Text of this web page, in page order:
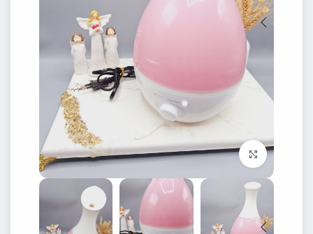
برای بزرگنمایی کلیک کنید